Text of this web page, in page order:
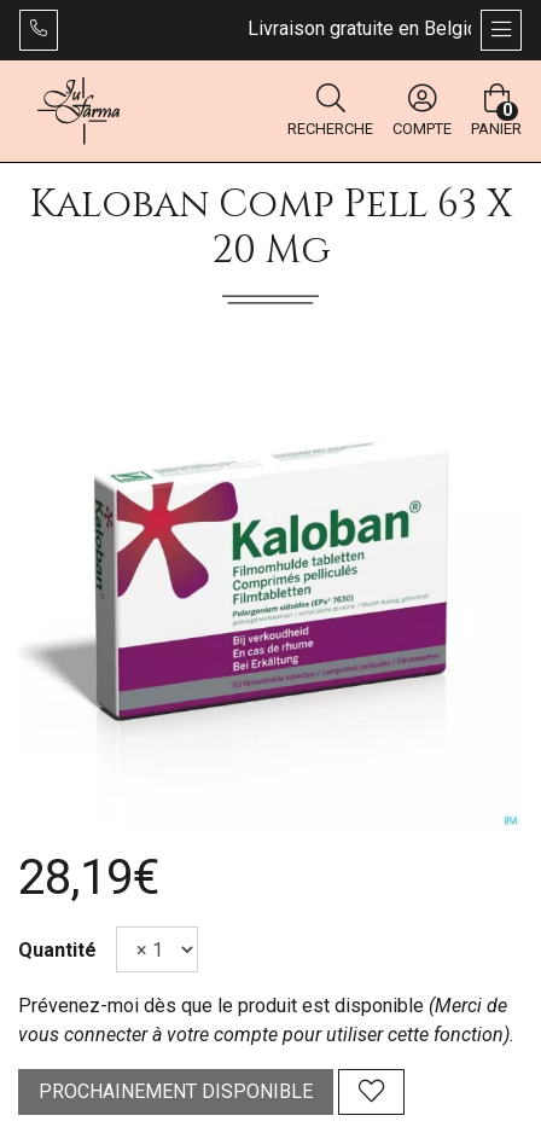
Livraison gratuite en Belgique dès
RECHERCHE COMPTE PANIER
0
Kaloban Comp Pell 63 X
20 Mg
28,19€
Quantité
Prévenez-moi dès que le produit est disponible (Merci de
vous connecter à votre compte pour utiliser cette fonction).
PROCHAINEMENT DISPONIBLE